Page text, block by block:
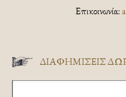
Επικοινωνία:
ΔΙΑΦΗΜΊΣΕΙΣ